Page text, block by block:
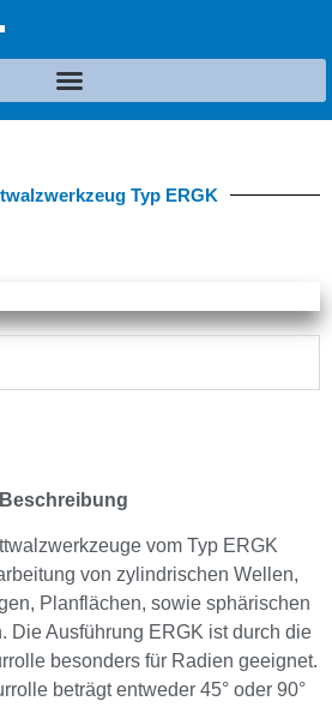
Typ ERGK
Beschreibung
vom Typ ERGK
von zylindrischen Wellen,
Planflächen, sowie sphärischen
Die Ausführung ERGK ist durch die
besonders für Radien geeignet.
beträgt entweder 45° oder 90°